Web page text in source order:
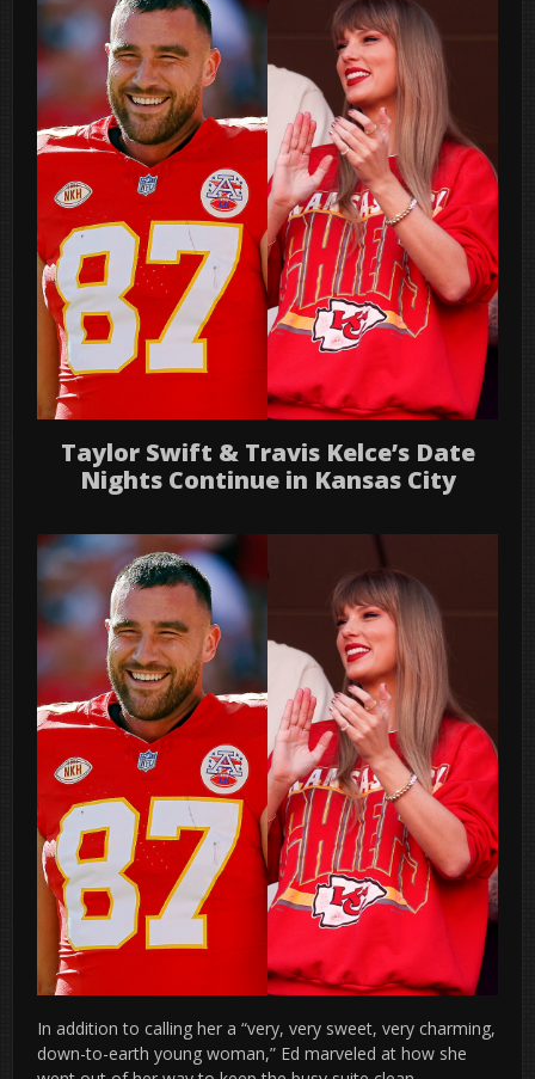
Taylor Swift & Travis Kelce’s Date
Nights Continue in Kansas City
In addition to calling her a “very, very sweet, very charming,
down-to-earth young woman,” Ed marveled at how she